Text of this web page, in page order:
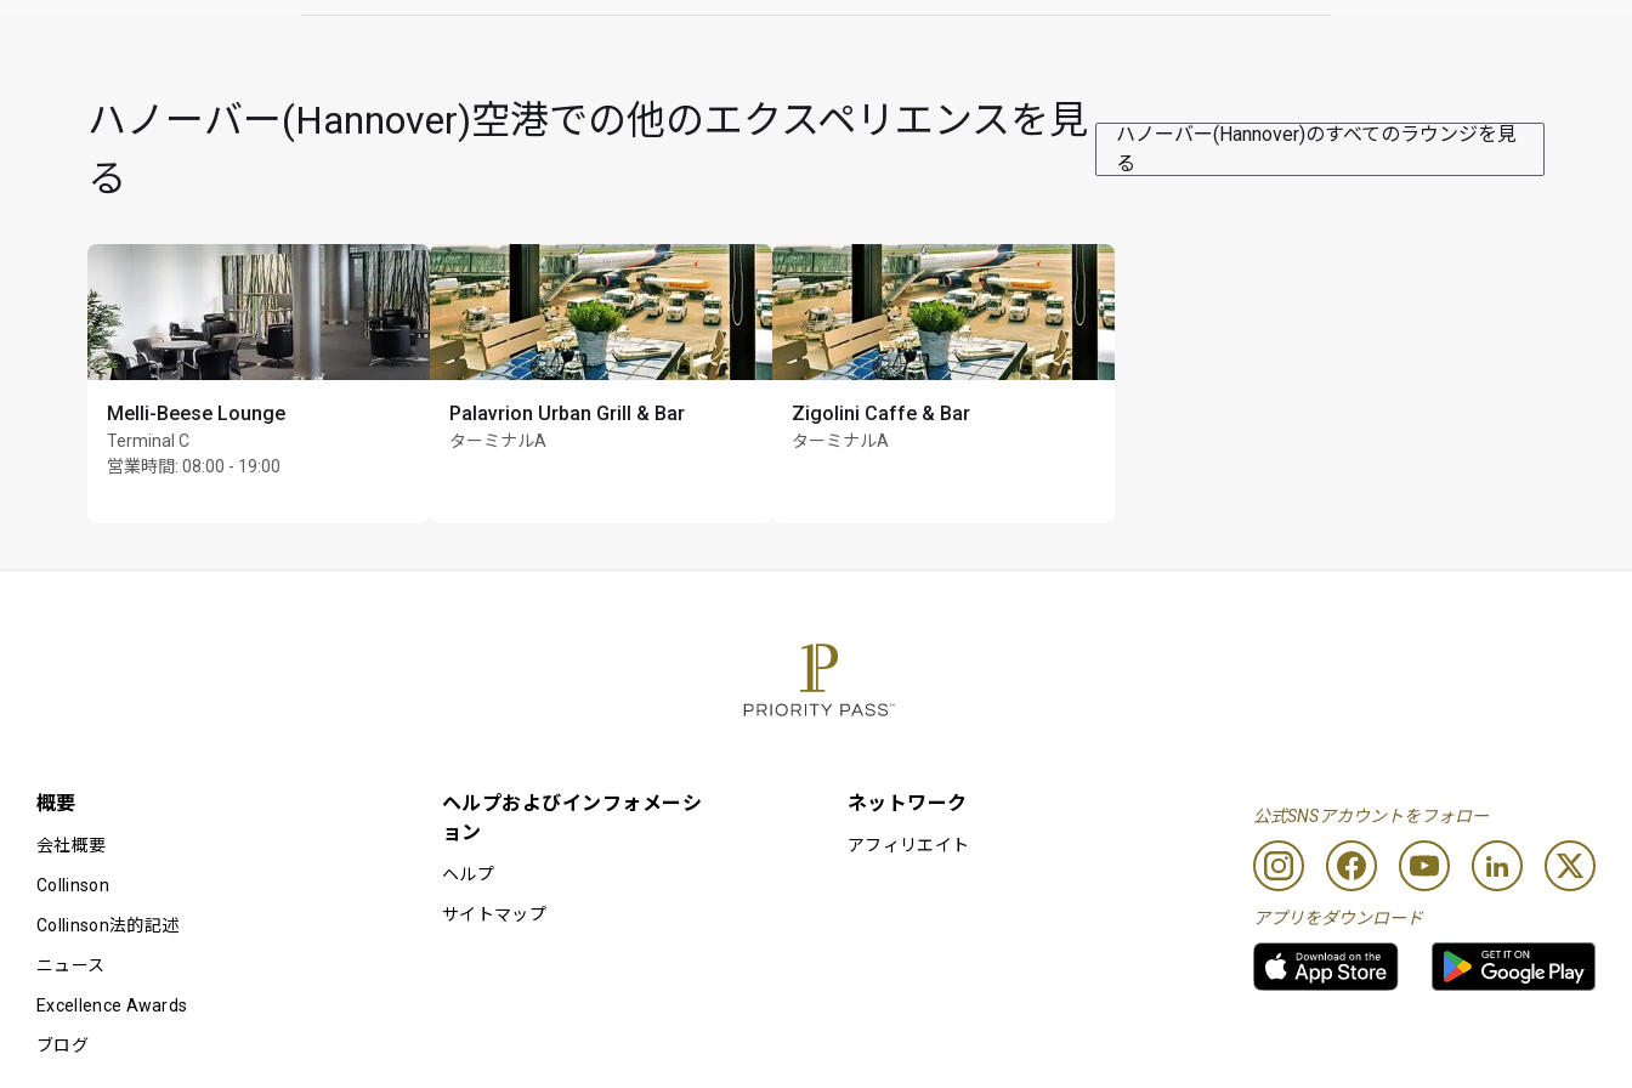
ハノーバー(Hannover)空港での他のエクスペリエンスを見
る
ハノーバー(Hannover)のすべてのラウンジを見
る
Melli-Beese Lounge
Terminal C
営業時間: 08:00 - 19:00
Palavrion Urban Grill & Bar
ターミナルA
Zigolini Caffe & Bar
ターミナルA
概要
会社概要
Collinson
Collinson法的記述
ニュース
Excellence Awards
ブログ
ヘルプおよびインフォメーシ
ョン
ヘルプ
サイトマップ
ネットワーク
アフィリエイト
公式SNSアカウントをフォロー
アプリをダウンロード